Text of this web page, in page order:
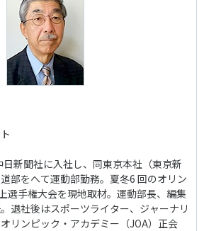
新聞社に入社し、同東京本社（東京新
部をへて運動部勤務。夏冬6 回のオリン
選手権大会を現地取材。運動部長、編集
退社後はスポーツライター、ジャーナリ
リンピック・アカデミー（JOA）正会